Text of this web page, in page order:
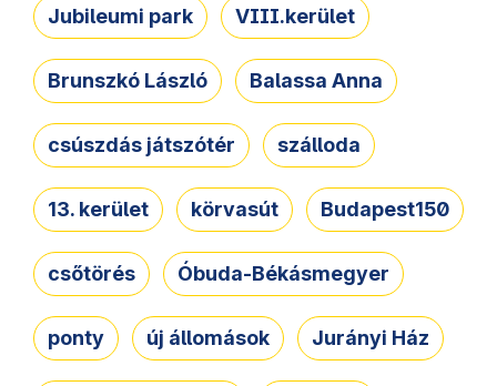
Jubileumi park VIII.kerület
Brunszkó László Balassa Anna
csúszdás játszótér szálloda
13. kerület körvasút Budapest150
csőtörés Óbuda-Békásmegyer
ponty új állomások Jurányi Ház